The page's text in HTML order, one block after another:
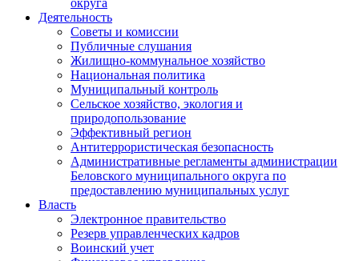
округа
Деятельность
Советы и комиссии
Публичные слушания
Жилищно-коммунальное хозяйство
Национальная политика
Муниципальный контроль
Сельское хозяйство, экология и
природопользование
Эффективный регион
Антитеррористическая безопасность
Административные регламенты администрации
Беловского муниципального округа по
предоставлению муниципальных услуг
Власть
Электронное правительство
Резерв управленческих кадров
Воинский учет